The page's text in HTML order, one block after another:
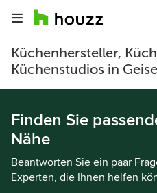
Küchenhersteller,
Küchenstudios in
Finden Sie
Nähe
Beantworten Sie ein paar
Experten, die Ihnen helfen